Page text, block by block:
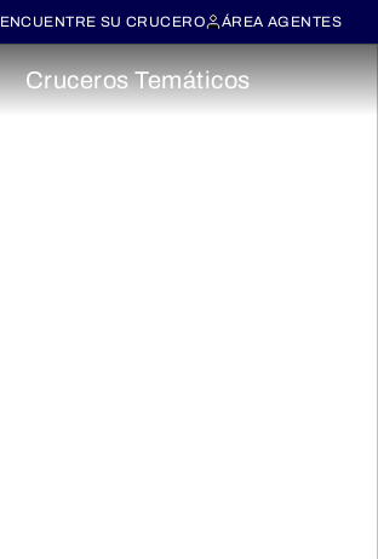
ENCUENTRE SU CRUCERO ÁREA AGENTES
Cruceros Temáticos